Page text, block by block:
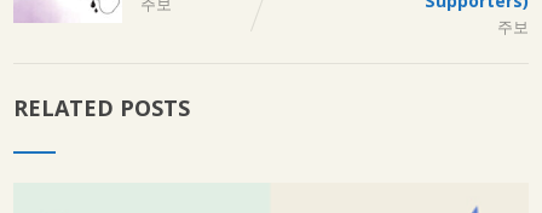
주보
RELATED POSTS